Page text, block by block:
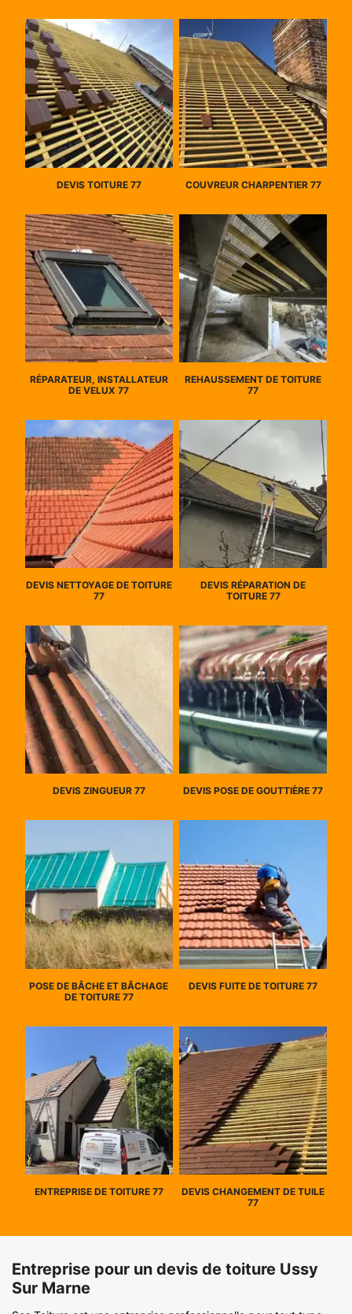
DEVIS TOITURE 77 COUVREUR CHARPENTIER 77
RÉPARATEUR, INSTALLATEUR
DE VELUX 77
REHAUSSEMENT DE TOITURE
77
DEVIS NETTOYAGE DE TOITURE
77
DEVIS RÉPARATION DE
TOITURE 77
DEVIS ZINGUEUR 77 DEVIS POSE DE GOUTTIÈRE 77
POSE DE BÂCHE ET BÂCHAGE
DE TOITURE 77
DEVIS FUITE DE TOITURE 77
ENTREPRISE DE TOITURE 77
DEVIS CHANGEMENT DE TUILE
77
Entreprise pour un devis de toiture Ussy
Sur Marne